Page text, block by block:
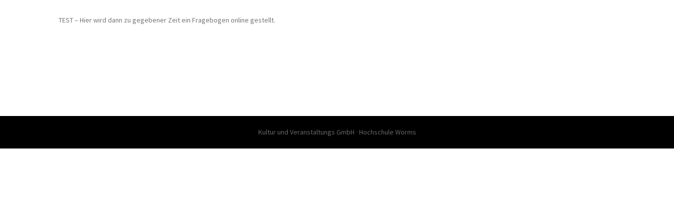
TEST – Hier wird dann zu gegebener Zeit ein Fragebogen online gestellt.
Kultur und Veranstaltungs GmbH · Hochschule Worms